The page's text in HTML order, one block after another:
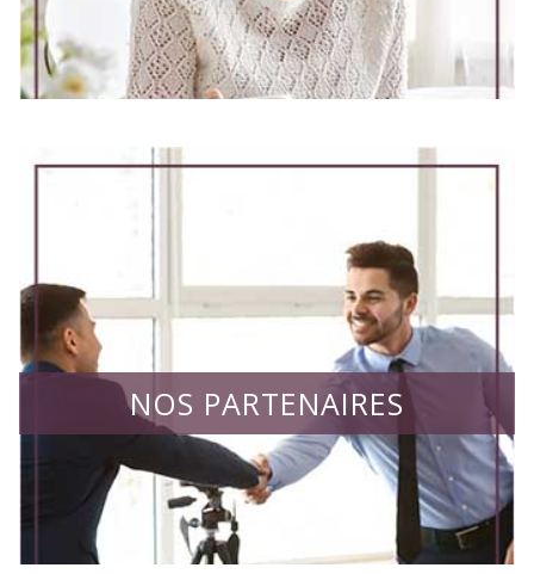
NOS PARTENAIRES